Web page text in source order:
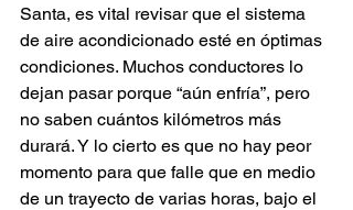
Santa, es vital revisar que el sistema
de aire acondicionado esté en óptimas
condiciones. Muchos conductores lo
dejan pasar porque “aún enfría”, pero
no saben cuántos kilómetros más
durará. Y lo cierto es que no hay peor
momento para que falle que en medio
de un trayecto de varias horas, bajo el